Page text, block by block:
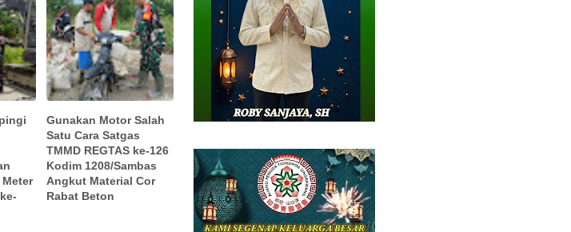
Gunakan Motor Salah
Satu Cara Satgas
TMMD REGTAS ke-126
Kodim 1208/Sambas
Angkut Material Cor
Rabat Beton